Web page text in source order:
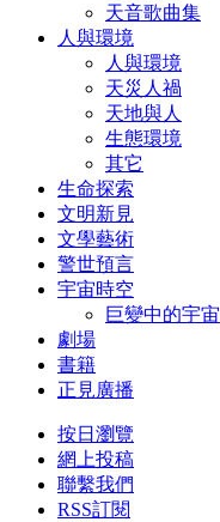
天音歌曲集
人與環境
人與環境
天災人禍
天地與人
生態環境
其它
生命探索
文明新見
文學藝術
警世預言
宇宙時空
巨變中的宇宙
劇場
書籍
正見廣播
按日瀏覽
網上投稿
聯繫我們
RSS訂閱